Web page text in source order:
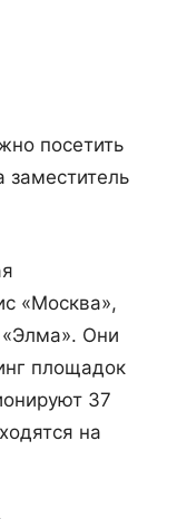
посетить
заместитель
«Москва»,
«Элма». Они
площадок
37
на